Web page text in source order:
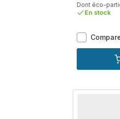
Dont éco-
En stock